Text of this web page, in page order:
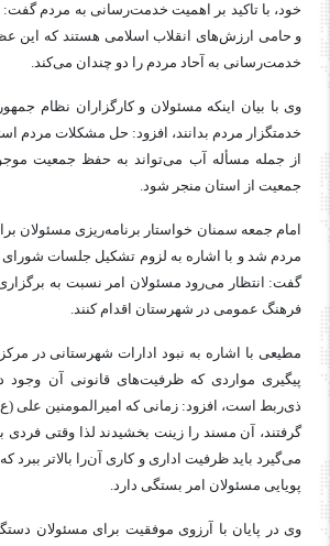
خود، با تاکید بر اهمیت خدمت‌رسانی به مردم
و حامی ارزش‌های انقلاب اسلامی هستند که این
خدمت‌رسانی به آحاد مردم را دو چندان می‌کند.
وی با بیان اینکه مسئولان و کارگزاران نظام
خدمتگزار مردم بدانند، افزود: حل مشکلات مردم
از جمله مسأله آب می‌تواند به حفظ جمعیت
جمعیت از استان منجر شود.
امام جمعه سمنان خواستار برنامه‌ریزی مسئولان
مردم شد و با اشاره به لزوم تشکیل جلسات
گفت: انتظار می‌رود مسئولان امر نسبت به
فرهنگ عمومی در شهرستان اقدام کنند.
مطیعی با اشاره به نبود ادارات شهرستانی در مرکز
پیگیری مواردی که ظرفیت‌های قانونی آن وجود
ذی‌ربط است، افزود: زمانی که امیرالمومنین علی (
گرفتند، آن مسند را زینت بخشیدند لذا وقتی فردی
می‌گیرد باید ظرفیت اداری و کاری آن‌را بالاتر
پویایی مسئولان امر بستگی دارد.
وی در پایان با آرزوی موفقیت برای مسئولان